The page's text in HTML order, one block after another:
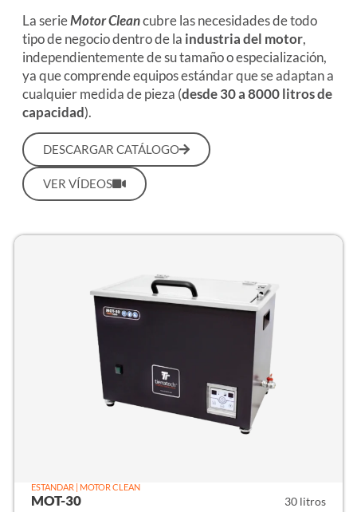
La serieMotor Cleancubre las necesidades de todo
tipo de negocio dentro de la industria del motor,
independientemente de su tamaño o especialización,
ya que comprende equipos estándar que se adaptan a
cualquier medida de pieza (desde 30 a 8000 litros de
capacidad).
DESCARGAR CATÁLOGO
VER VÍDEOS
ESTANDAR | MOTOR CLEAN
MOT-30 30 litros